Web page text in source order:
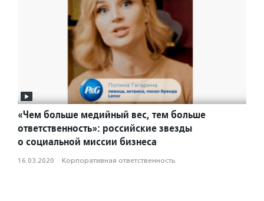
«Чем больше медийный вес, тем больше
ответственность»: российские звезды
о социальной миссии бизнеса
16.03.2020 · Корпоративная ответственность